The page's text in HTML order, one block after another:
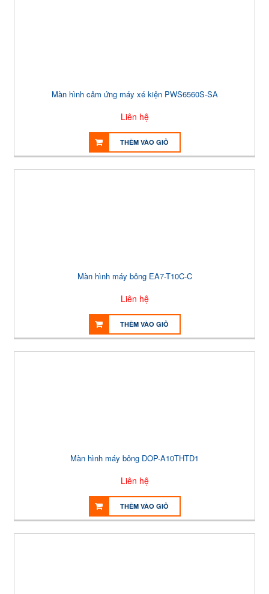
Màn hình cảm ứng máy xé kiện PWS6560S-SA
Liên hệ
THÊM VÀO GIỎ
Màn hình máy bông EA7-T10C-C
Liên hệ
THÊM VÀO GIỎ
Màn hình máy bông DOP-A10THTD1
Liên hệ
THÊM VÀO GIỎ